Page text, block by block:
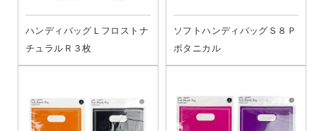
ハンディバッグＬフロストナ
チュラルＲ３枚
ソフトハンディバッグＳ８Ｐ
ボタニカル